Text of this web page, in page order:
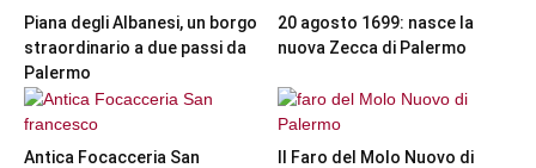
Piana degli Albanesi, un borgo
straordinario a due passi da
Palermo
20 agosto 1699: nasce la
nuova Zecca di Palermo
Antica Focacceria San
Il Faro del Molo Nuovo di